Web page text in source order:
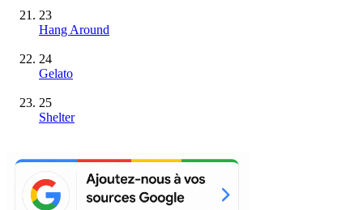
23
Hang Around
24
Gelato
25
Shelter